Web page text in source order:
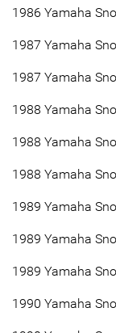
1986 Yamaha
1987 Yamaha
1987 Yamaha
1988 Yamaha
1988 Yamaha
1988 Yamaha
1989 Yamaha
1989 Yamaha
1989 Yamaha
1990 Yamaha